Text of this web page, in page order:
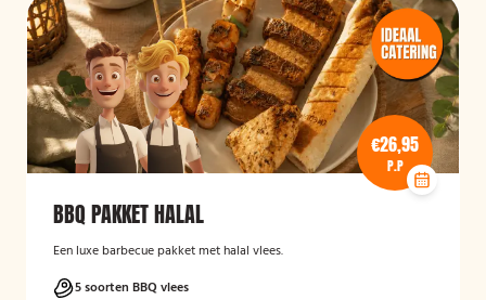
€26,95
P.P
BBQ PAKKET HALAL
Een luxe barbecue pakket met halal vlees.
5 soorten BBQ vlees